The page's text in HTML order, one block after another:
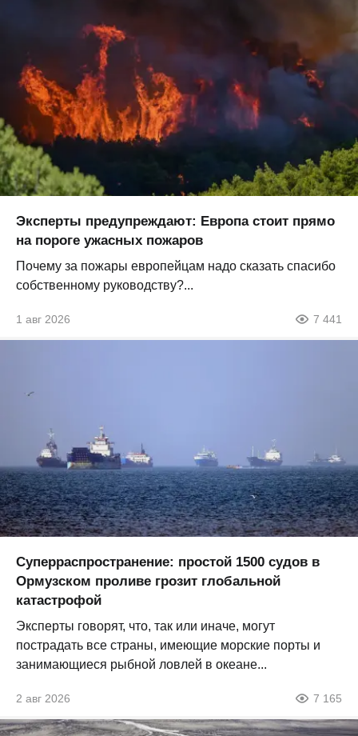
Эксперты предупреждают: Европа стоит прямо
на пороге ужасных пожаров
Почему за пожары европейцам надо сказать спасибо
собственному руководству?...
1 авг 2026 7 441
Суперраспространение: простой 1500 судов в
Ормузском проливе грозит глобальной
катастрофой
Эксперты говорят, что, так или иначе, могут
пострадать все страны, имеющие морские порты и
занимающиеся рыбной ловлей в океане...
2 авг 2026 7 165